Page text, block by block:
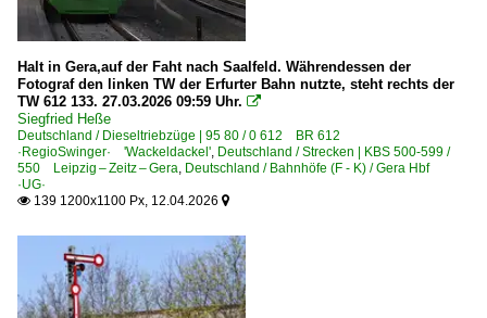
1 203 BR 203.3 Umbau DR V 100.1
Bahnhöfe (F - K)
Gera Hbf ·UG·
Bahnhöfe (L - Q)
Leipzig Hbf ·LL·
Bahnhöfe (R - Z)
Zeitz
2016
2018
2019
2020
2021
2022
2025
2026
Halt in Gera,auf der Faht nach Saalfeld. Währendessen der
Fotograf den linken TW der Erfurter Bahn nutzte, steht rechts der
TW 612 133. 27.03.2026 09:59 Uhr. 
Siegfried Heße
Deutschland / Dieseltriebzüge | 95 80 / 0 612 BR 612
·RegioSwinger· 'Wackeldackel', Deutschland / Strecken | KBS 500-599 /
550 Leipzig – Zeitz – Gera, Deutschland / Bahnhöfe (F - K) / Gera Hbf
·UG·
 139 1200x1100 Px, 12.04.2026 